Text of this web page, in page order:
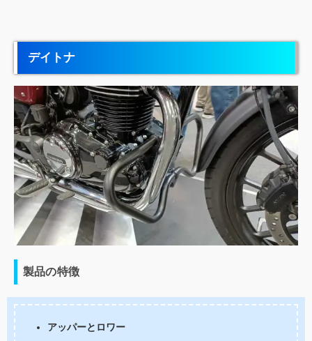
デイトナ
製品の特徴
アッパーとロワー